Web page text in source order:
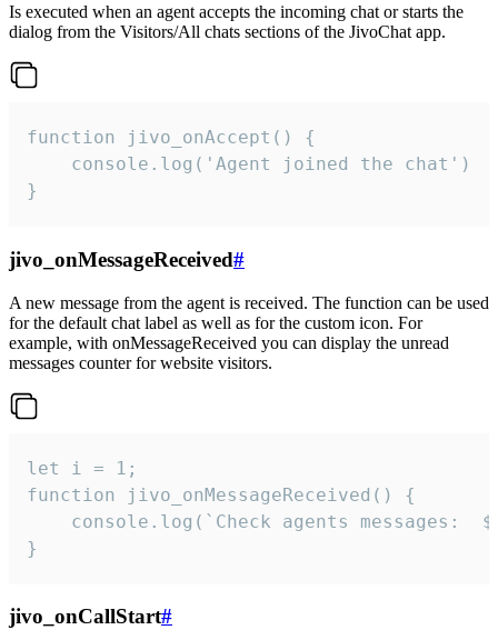
Is executed when an agent accepts the incoming chat or starts the
dialog from the Visitors/All chats sections of the JivoChat app.
function jivo_onAccept() {
}
jivo_onMessageReceived#
A new message from the agent is received. The function can be used
for the default chat label as well as for the custom icon. For
example, with onMessageReceived you can display the unread
messages counter for website visitors.
let i = 1;
function jivo_onMessageReceived() {
}
jivo_onCallStart#